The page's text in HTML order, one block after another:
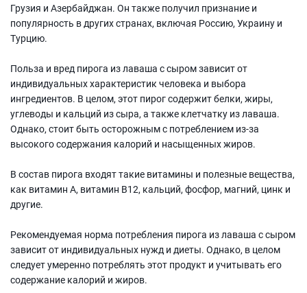
Грузия и Азербайджан. Он также получил признание и
популярность в других странах, включая Россию, Украину и
Турцию.
Польза и вред пирога из лаваша с сыром зависит от
индивидуальных характеристик человека и выбора
ингредиентов. В целом, этот пирог содержит белки, жиры,
углеводы и кальций из сыра, а также клетчатку из лаваша.
Однако, стоит быть осторожным с потреблением из-за
высокого содержания калорий и насыщенных жиров.
В состав пирога входят такие витамины и полезные вещества,
как витамин A, витамин B12, кальций, фосфор, магний, цинк и
другие.
Рекомендуемая норма потребления пирога из лаваша с сыром
зависит от индивидуальных нужд и диеты. Однако, в целом
следует умеренно потреблять этот продукт и учитывать его
содержание калорий и жиров.